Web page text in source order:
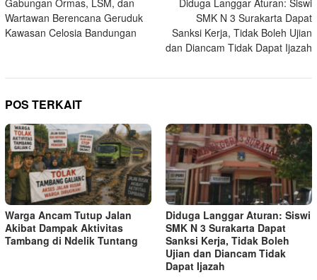
pos
Wartawan Berencana Geruduk
Kawasan Celosia Bandungan
SMK N 3 Surakarta Dapat
Sanksi Kerja, Tidak Boleh Ujian
dan Diancam Tidak Dapat Ijazah
POS TERKAIT
Warga Ancam Tutup Jalan
Akibat Dampak Aktivitas
Tambang di Ndelik Tuntang
Diduga Langgar Aturan: Siswi
SMK N 3 Surakarta Dapat
Sanksi Kerja, Tidak Boleh
Ujian dan Diancam Tidak
Dapat Ijazah